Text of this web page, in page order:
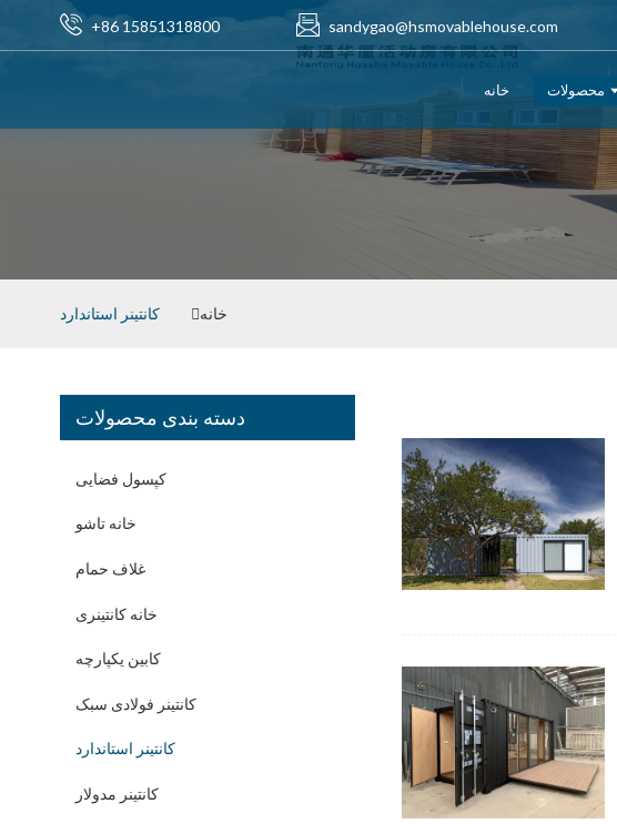
‎+86 15851318800‎ sandygao@hsmovablehouse.com
خانه محصولات
خانه کانتینر استاندارد
دسته بندی محصولات
کپسول فضایی
خانه تاشو
غلاف حمام
خانه کانتینری
کابین یکپارچه
کانتینر فولادی سبک
کانتینر استاندارد
کانتینر مدولار